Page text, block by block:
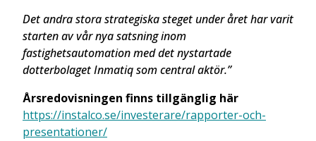
Det andra stora strategiska steget under året har varit
starten av vår nya satsning inom
fastighetsautomation med det nystartade
dotterbolaget Inmatiq som central aktör.”
Årsredovisningen finns tillgänglig här
https://instalco.se/investerare/rapporter-och-
presentationer/